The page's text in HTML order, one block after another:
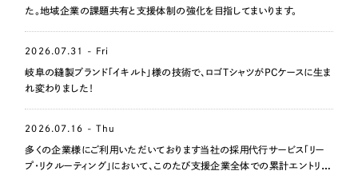
た。地域企業の課題共有と支援体制の強化を目指してまいります。
2026.07.31 - Fri
岐阜の縫製ブランド「イキルト」様の技術で、ロゴTシャツがPCケースに生ま
れ変わりました！
2026.07.16 - Thu
多くの企業様にご利用いただいております当社の採用代行サービス「リー
プ・リクルーティング」において、このたび支援企業全体での累計エントリー